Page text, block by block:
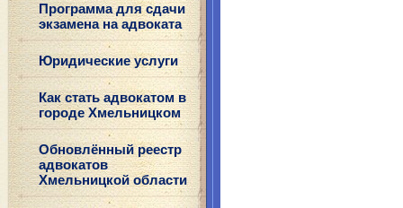
Программа для сдачи
экзамена на адвоката
Юридические услуги
Как стать адвокатом в
городе Хмельницком
Обновлённый реестр
адвокатов
Хмельницкой области